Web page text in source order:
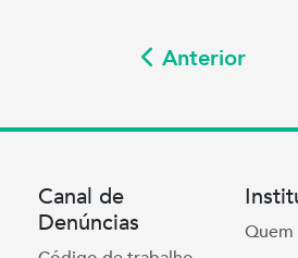
Anterior
Canal de
Denúncias
Quem